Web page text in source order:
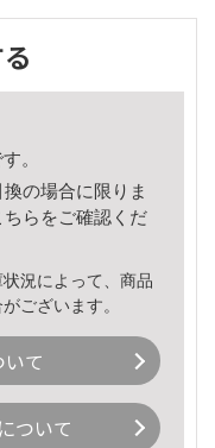
。
の場合に限りま
ちら をご確認くだ
況によって、商品
ございます。
て
ついて